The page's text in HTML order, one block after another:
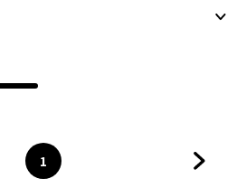
ページ
1
へ